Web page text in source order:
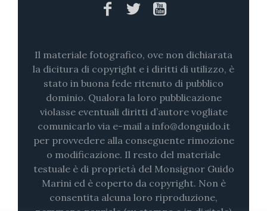
Il materiale fotografico, ove non dichiarata
la dicitura di copyright e i diritti di utilizzo, è
stato in buona fede ritenuto di pubblico
dominio. Qualora la loro pubblicazione
violasse eventuali diritti d’autore vogliate
comunicarlo via e-mail a info@donguido.it
per provvedere alla conseguente rimozione
o modificazione. Il resto del materiale
testuale è di proprietà del Monsignor Guido
Marini ed è coperto da copyright. Non è
consentita alcuna loro riproduzione,